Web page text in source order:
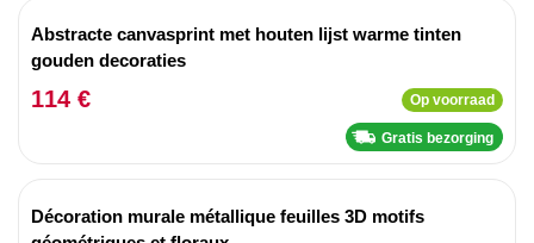
Abstracte canvasprint met houten lijst warme tinten
gouden decoraties
114 € Op voorraad
Gratis bezorging
Décoration murale métallique feuilles 3D motifs